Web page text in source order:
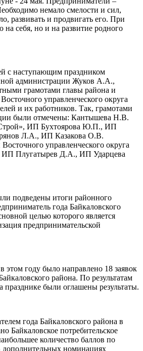
немало смелости и сил,
развивать и продвигать его. При
на себя, но и на развитие родного
с наступающим праздником
администрации Жуков А.А.,
грамотами главы района и
управленческого округа
и их работников. Так, грамотами
были отмечены: Кантышева Н.В.
ИП Бухтоярова Ю.П., ИП
Л.А., ИП Казакова О.В.
управленческого округа
ИП Плугатырев Д.А., ИП Ударцева
подведены итоги районного
года Байкаловского
целью которого является
предпринимательской
этом году было направлено 18 заявок
района. По результатам
празднике были оглашены результаты.
года Байкаловского района в
Байкаловское потребительское
количество баллов по
дополнительных номинациях